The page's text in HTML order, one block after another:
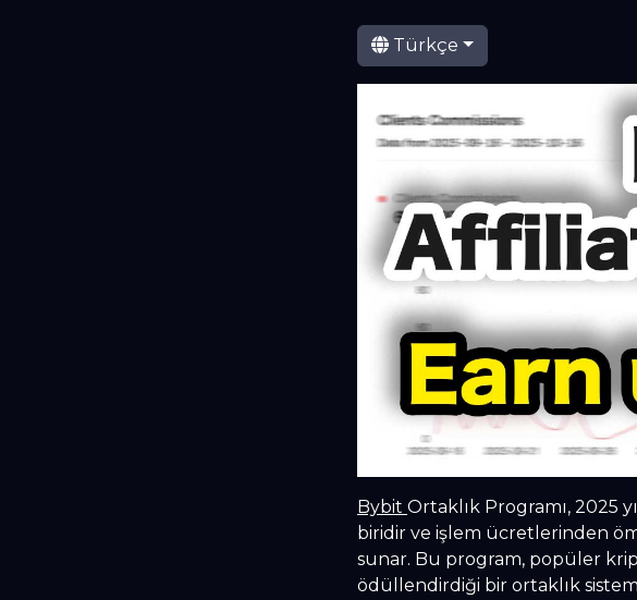
Türkçe
Bybit Ortaklık Programı, 2025
biridir ve işlem ücretlerinden
sunar. Bu program, popüler
ödüllendirdiği bir ortaklık